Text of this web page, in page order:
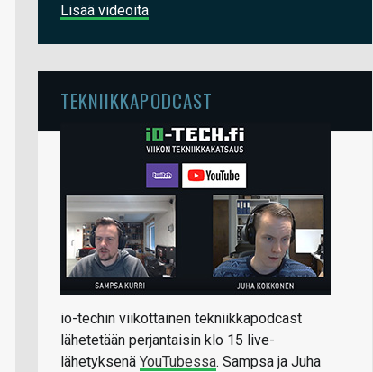
Lisää videoita
TEKNIIKKAPODCAST
io-techin viikottainen tekniikkapodcast
lähetetään perjantaisin klo 15 live-
lähetyksenä YouTubessa. Sampsa ja Juha